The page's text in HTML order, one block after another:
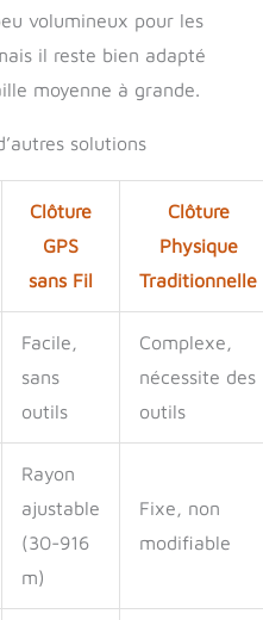
bouton, sauf
lorsque vous
l'allumez. ② Veuillez
lire attentivement le
FORMATION (inclus)
et entraîner d'abord
vos chiens avec
pour chien, afin que
le chien puisse jouer
l'entraînement.
【Veuillez nous
contacter pour
lieu de laisser une
note basse.】
volumineux pour les
il reste bien adapté
moyenne à grande.
solutions
Clôture
GPS
sans Fil
Clôture
Physique
Traditionnelle
Facile,
sans
outils
Complexe,
nécessite des
outils
Rayon
ajustable
(30-916
m)
Fixe, non
modifiable